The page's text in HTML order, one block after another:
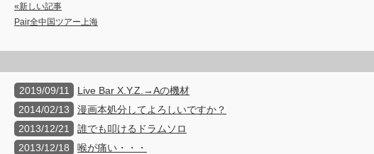
«新しい記事
Pair全中国ツアー上海
2019/09/11
Live Bar X.Y.Z.→Aの機材
2014/02/13
漫画本処分してよろしいですか？
2013/12/21
誰でも叩けるドラムソロ
2013/12/18
喉が痛い・・・